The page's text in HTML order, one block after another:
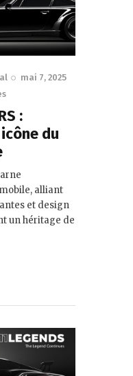
mai 7, 2025
:
icône du
alliant
et design
un héritage de